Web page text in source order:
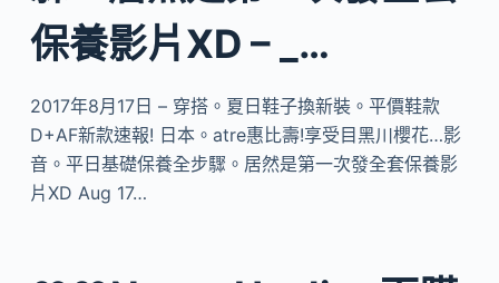
保養影片XD – _…
2017年8月17日 – 穿搭。夏日鞋子換新裝。平價鞋款
D+AF新款速報! 日本。atre惠比壽!享受目黑川櫻花…影
音。平日基礎保養全步驟。居然是第一次發全套保養影
片XD Aug 17…